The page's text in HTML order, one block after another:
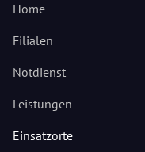
Home
Filialen
Notdienst
Leistungen
Einsatzorte